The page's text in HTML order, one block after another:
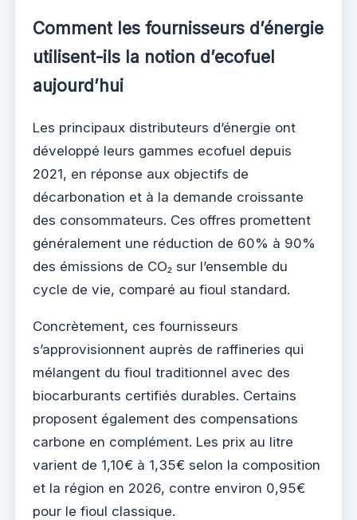
Comment les fournisseurs d’énergie
utilisent-ils la notion d’ecofuel
aujourd’hui
Les principaux distributeurs d’énergie ont
développé leurs gammes ecofuel depuis
2021, en réponse aux objectifs de
décarbonation et à la demande croissante
des consommateurs. Ces offres promettent
généralement une réduction de 60% à 90%
des émissions de CO₂ sur l’ensemble du
cycle de vie, comparé au fioul standard.
Concrètement, ces fournisseurs
s’approvisionnent auprès de raffineries qui
mélangent du fioul traditionnel avec des
biocarburants certifiés durables. Certains
proposent également des compensations
carbone en complément. Les prix au litre
varient de 1,10€ à 1,35€ selon la composition
et la région en 2026, contre environ 0,95€
pour le fioul classique.